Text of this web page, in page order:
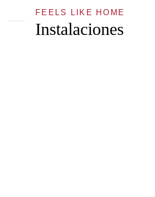
FEELS LIKE HOME
Instalaciones